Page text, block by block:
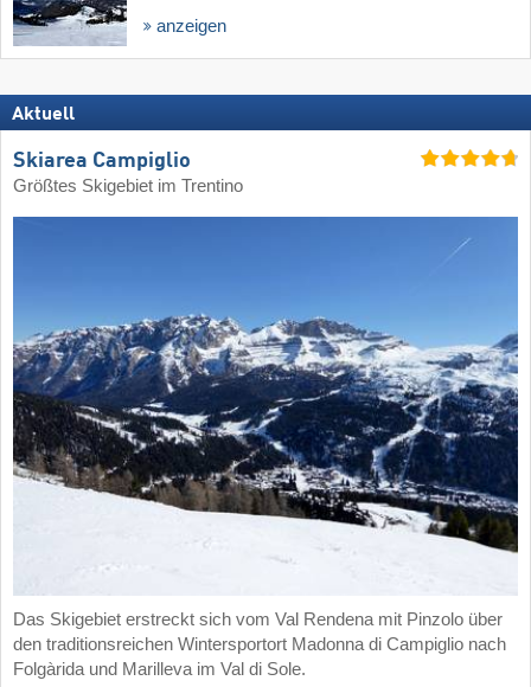
anzeigen
Aktuell
Skiarea Campiglio
Größtes Skigebiet im Trentino
Das Skigebiet erstreckt sich vom Val Rendena mit Pinzolo über
den traditionsreichen Wintersportort Madonna di Campiglio nach
Folgàrida und Marilleva im Val di Sole.